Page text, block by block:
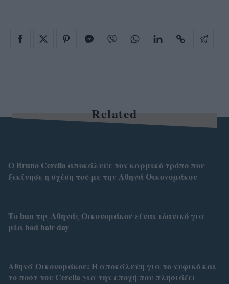
Related
Ο Bruno Cerella αποκάλυψε τον καρμικό τρόπο που
ξεκίνησε η σχέση του με την Αθηνά Οικονομάκου
Το bun της Αθηνάς Οικονομάκου είναι ιδανικό για
μία bad hair day
Αθηνά Οικονομάκου: Η αποκάλυψη για το νυφικό και
το ποστ του Cerella για την εποχή που πλησιάζει